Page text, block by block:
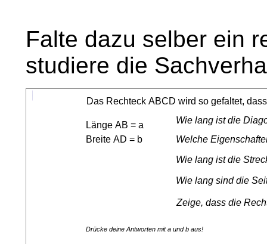
Falte dazu selber ein
studiere die